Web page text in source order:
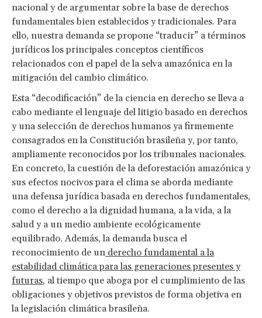
nacional y de argumentar sobre la base de derechos
fundamentales bien establecidos y tradicionales. Para
ello, nuestra demanda se propone “traducir” a términos
jurídicos los principales conceptos científicos
relacionados con el papel de la selva amazónica en la
mitigación del cambio climático.
Esta “decodificación” de la ciencia en derecho se lleva a
cabo mediante el lenguaje del litigio basado en derechos
y una selección de derechos humanos ya firmemente
consagrados en la Constitución brasileña y, por tanto,
ampliamente reconocidos por los tribunales nacionales.
En concreto, la cuestión de la deforestación amazónica y
sus efectos nocivos para el clima se aborda mediante
una defensa jurídica basada en derechos fundamentales,
como el derecho a la dignidad humana, a la vida, a la
salud y a un medio ambiente ecológicamente
equilibrado. Además, la demanda busca el
reconocimiento de un derecho fundamental a la
estabilidad climática para las generaciones presentes y
futuras, al tiempo que aboga por el cumplimiento de las
obligaciones y objetivos previstos de forma objetiva en
la legislación climática brasileña.